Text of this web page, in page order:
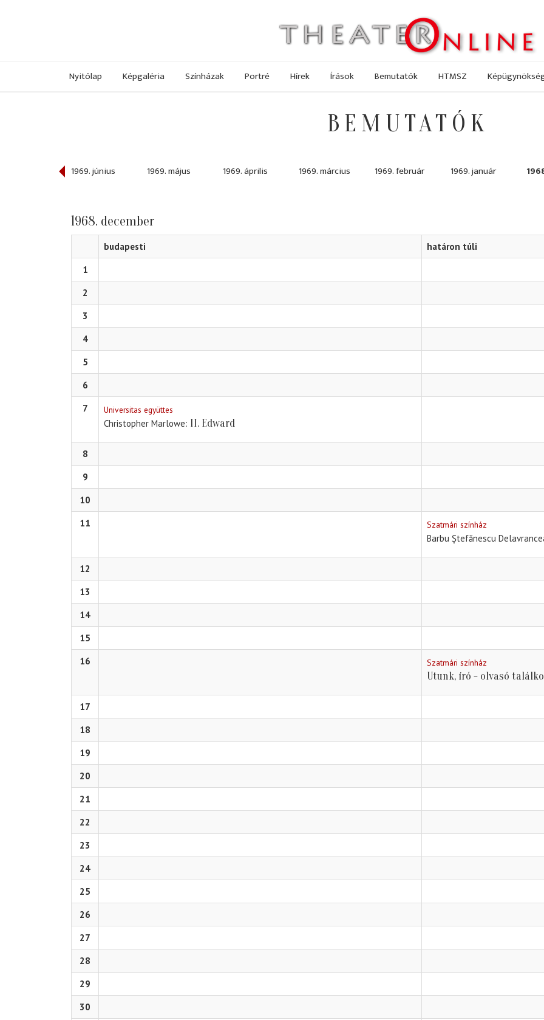
Nyitólap Képgaléria Színházak Portré Hírek Írások Bemutatók HTMSZ
BEMUTATÓK
1969. június 1969. május 1969. április 1969. március 1969. február 1969. január
1968. december
budapesti
határon túli
1
2
3
4
5
6
7
Universitas együttes
Christopher Marlowe II. Edward
8
9
10
11
Szatmári színház
Barbu Ștefănescu
12
13
14
15
16
Szatmári színház
Utunk, író - olvasó
17
18
19
20
21
22
23
24
25
26
27
28
29
30